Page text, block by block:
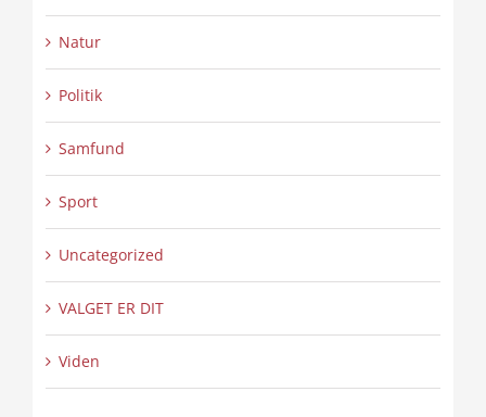
Natur
Politik
Samfund
Sport
Uncategorized
VALGET ER DIT
Viden